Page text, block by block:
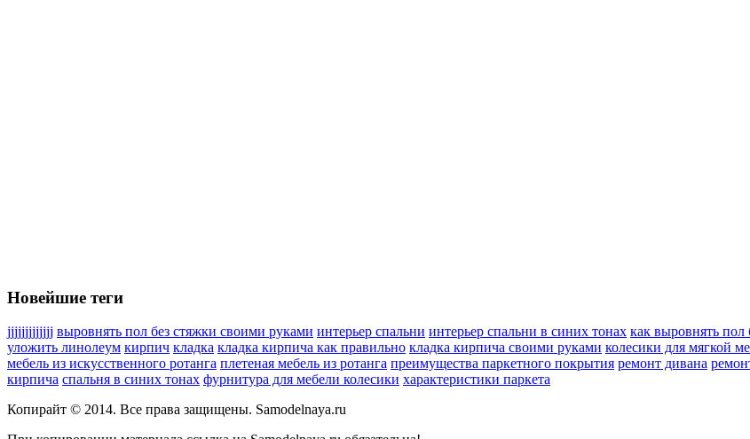
Новейшие теги
jjjjjjjjjjjjj выровнять пол без стяжки своими руками интерьер спальни интерьер спальни в синих тонах как выровнять пол
уложить линолеум кирпич кладка кладка кирпича как правильно кладка кирпича своими руками колесики для мягкой
мебель из искусственного ротанга плетеная мебель из ротанга преимущества паркетного покрытия ремонт дивана
кирпича спальня в синих тонах фурнитура для мебели колесики характеристики паркета
Копирайт © 2014. Все права защищены. Samodelnaya.ru